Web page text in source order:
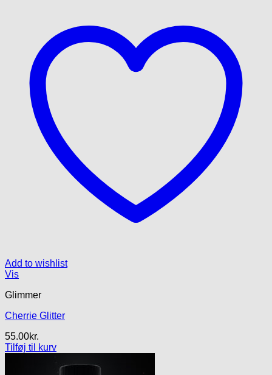
Add to wishlist
Vis
Glimmer
Cherrie Glitter
55.00kr.
Tilføj til kurv